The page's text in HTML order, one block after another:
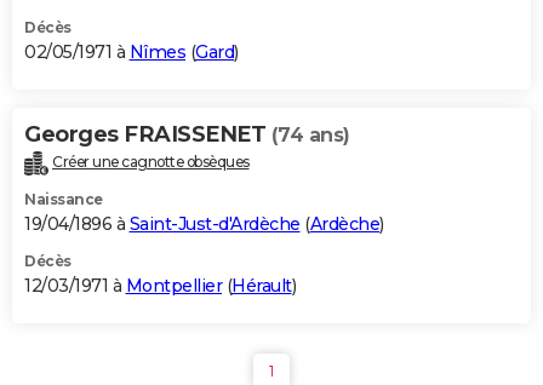
Décès
02/05/1971 à Nîmes (Gard)
Georges FRAISSENET (74 ans)
Créer une cagnotte obsèques
Naissance
19/04/1896 à Saint-Just-d'Ardèche (Ardèche)
Décès
12/03/1971 à Montpellier(Hérault)
1